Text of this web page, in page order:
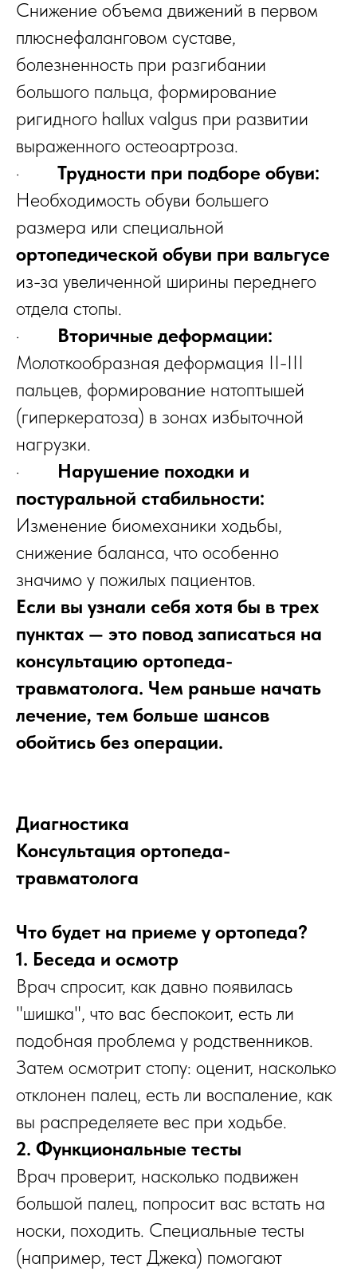
Снижение объема движений в первом
плюснефаланговом суставе,
болезненность при разгибании
большого пальца, формирование
ригидного hallux valgus при развитии
выраженного остеоартроза.
· Трудности при подборе обуви:
Необходимость обуви большего
размера или специальной
ортопедической обуви при вальгусе
из-за увеличенной ширины переднего
отдела стопы.
· Вторичные деформации:
Молоткообразная деформация II-III
пальцев, формирование натоптышей
(гиперкератоза) в зонах избыточной
нагрузки.
· Нарушение походки и
постуральной стабильности:
Изменение биомеханики ходьбы,
снижение баланса, что особенно
значимо у пожилых пациентов.
Если вы узнали себя хотя бы в трех
пунктах — это повод записаться на
консультацию ортопеда-
травматолога. Чем раньше начать
лечение, тем больше шансов
обойтись без операции.
Диагностика
Консультация ортопеда-
травматолога
Что будет на приеме у ортопеда?
1. Беседа и осмотр
Врач спросит, как давно появилась
"шишка", что вас беспокоит, есть ли
подобная проблема у родственников.
Затем осмотрит стопу: оценит, насколько
отклонен палец, есть ли воспаление, как
вы распределяете вес при ходьбе.
2. Функциональные тесты
Врач проверит, насколько подвижен
большой палец, попросит вас встать на
носки, походить. Специальные тесты
(например, тест Джека) помогают